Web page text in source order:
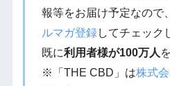
報等をお届け予定なので
ルマガ登録してチェック
既に利用者様が100万人
※「THE CBD」は株式